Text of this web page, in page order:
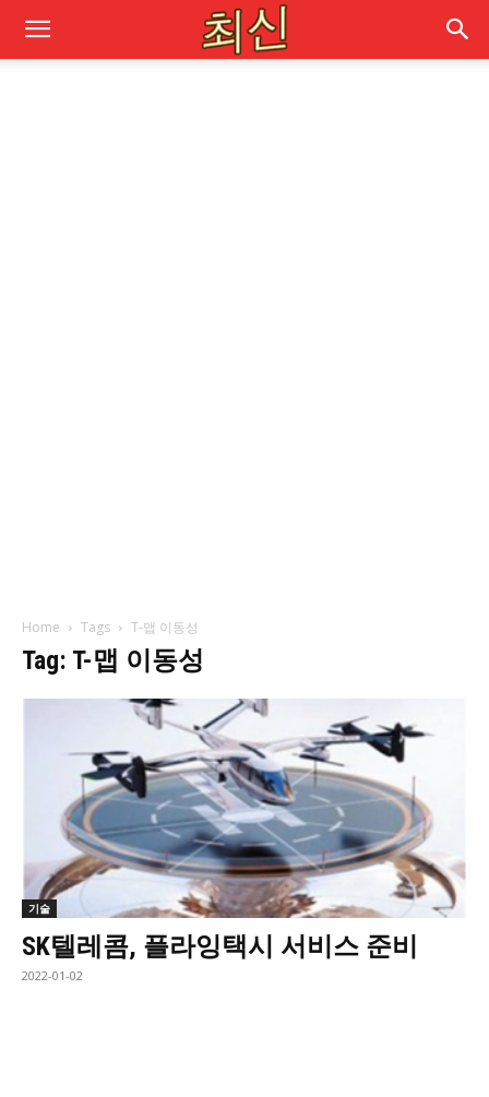
Home Tags T-맵 이동성
Tag: T-맵 이동성
기술
SK텔레콤, 플라잉택시 서비스 준비
2022-01-02